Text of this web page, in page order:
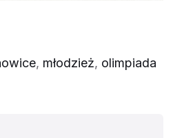
, młodzież, olimpiada